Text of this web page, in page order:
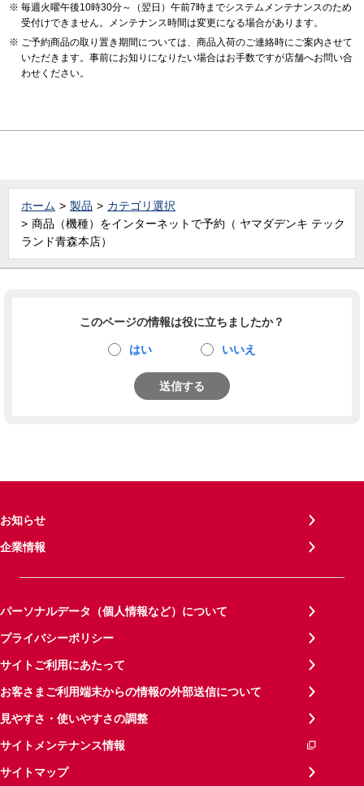
毎週火曜午後10時30分～（翌日）午前7時までシステムメンテナンスのため
受付けできません。メンテナンス時間は変更になる場合があります。
ご予約商品の取り置き期間については、商品入荷のご連絡時にご案内させて
いただきます。事前にお知りになりたい場合はお手数ですが店舗へお問い合
わせください。
ホーム 製品
カテゴリ選択
商品（機種）をインターネットで予約（ ヤマダデンキ テック
ランド青森本店）
このページの情報は役に立ちましたか？
はい いいえ
送信する
お知らせ
企業情報
パーソナルデータ（個人情報など）について
プライバシーポリシー
サイトご利用にあたって
お客さまご利用端末からの情報の外部送信について
見やすさ・使いやすさの調整
サイトメンテナンス情報
サイトマップ